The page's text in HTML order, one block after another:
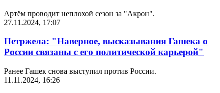
Артём проводит неплохой сезон за "Акрон".
27.11.2024, 17:07
Петржела: "Наверное, высказывания Гашека о
России связаны с его политической карьерой"
Ранее Гашек снова выступил против России.
11.11.2024, 16:26